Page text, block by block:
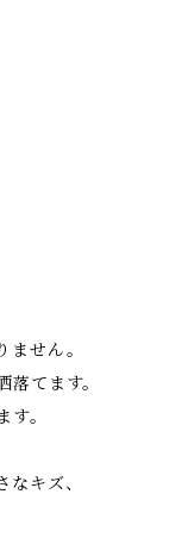
せん。
てます。
。
キズ、